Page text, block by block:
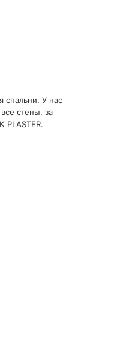
спальни. У нас
стены, за